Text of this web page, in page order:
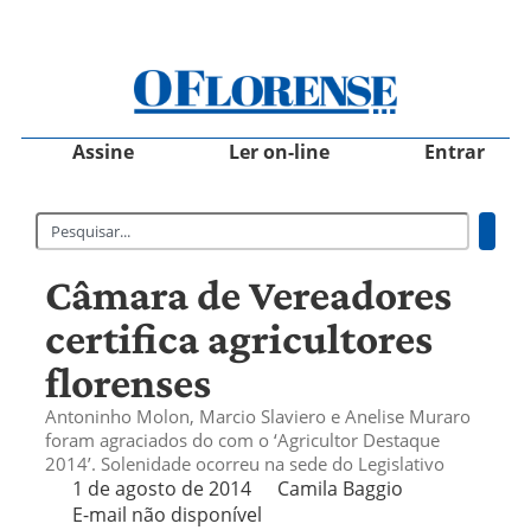
Assine Ler on-line Entrar
Câmara de Vereadores
certifica agricultores
florenses
Antoninho Molon, Marcio Slaviero e Anelise Muraro
foram agraciados do com o ‘Agricultor Destaque
2014’. Solenidade ocorreu na sede do Legislativo
1 de agosto de 2014
Camila Baggio
E-mail não disponível